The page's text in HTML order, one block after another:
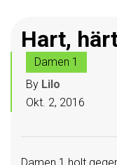
Hart,
Damen 1
By Lilo
Okt. 2, 2016